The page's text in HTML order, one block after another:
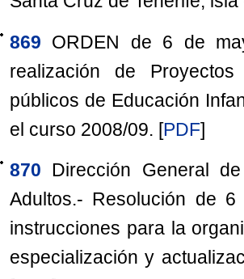
869 ORDEN de 6 de
realización de
públicos de Educación
el curso 2008/09. [PDF]
870 Dirección General
Adultos.- Resolución de
instrucciones para la
especialización y